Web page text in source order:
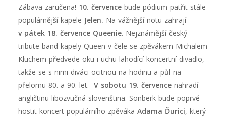
Zábava zaručena! 10. července bude pódium patřit stále
populárnější kapele Jelen. Na vážnější notu zahrají
v pátek 18. července Queenie. Nejznámější český
tribute band kapely Queen v čele se zpěvákem Michalem
Kluchem předvede oku i uchu lahodící koncertní divadlo,
takže se s nimi diváci ocitnou na hodinu a půl na
přelomu 80. a 90. let. V sobotu 19. července nahradí
angličtinu libozvučná slovenština. Sonberk bude poprvé
hostit koncert populárního zpěváka Adama Ďurici, který